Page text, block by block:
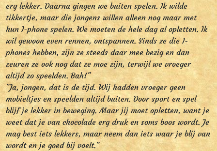
erg lekker. Daarna gingen we buiten spelen. Ik wilde
tikkertje, maar die jongens willen alleen nog maar met
hun I-phone spelen. We moeten de hele dag al opletten. Ik
wil gewoon even rennen, ontspannen. Sinds ze die I-
phones hebben, zijn ze steeds daar mee bezig en dan
zeuren ze ook nog dat ze moe zijn, terwijl we vroeger
altijd zo speelden. Bah!"
"Ja, jongen, dat is de tijd. Wij hadden vroeger geen
mobieltjes en speelden altijd buiten. Door sport en spel
blijf je lekker in beweging. Maar jij moet opletten, want je
weet dat je van chocolade erg druk en soms boos wordt. Je
mag best iets lekkers, maar neem dan iets waar je blij van
wordt en je goed bij voelt."